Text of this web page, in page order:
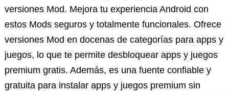
versiones Mod. Mejora tu experiencia Android con
estos Mods seguros y totalmente funcionales. Ofrece
versiones Mod en docenas de categorías para apps y
juegos, lo que te permite desbloquear apps y juegos
premium gratis. Además, es una fuente confiable y
gratuita para instalar apps y juegos premium sin